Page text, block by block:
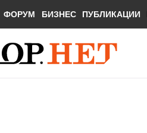
ФОРУМ БИЗНЕС ПУБЛИКАЦИИ